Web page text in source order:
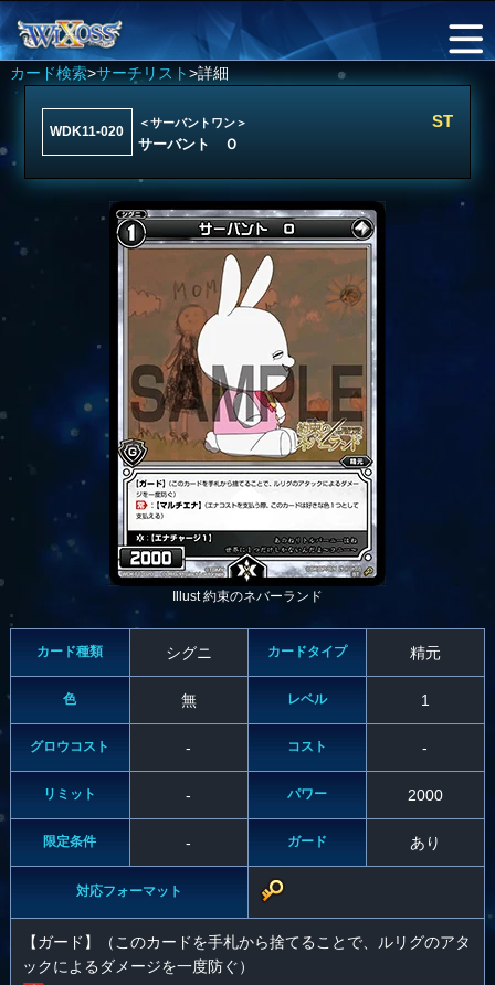
カード検索>サーチリスト>詳細
WDK11-020
＜サーバントワン＞
サーバント Ｏ
ST
Illust 約束のネバーランド
カード種類 シグニ カードタイプ 精元
色 無 レベル 1
グロウコスト - コスト -
リミット - パワー 2000
限定条件 - ガード あり
対応フォーマット
【ガード】（このカードを手札から捨てることで、ルリグのアタ
ックによるダメージを一度防ぐ）